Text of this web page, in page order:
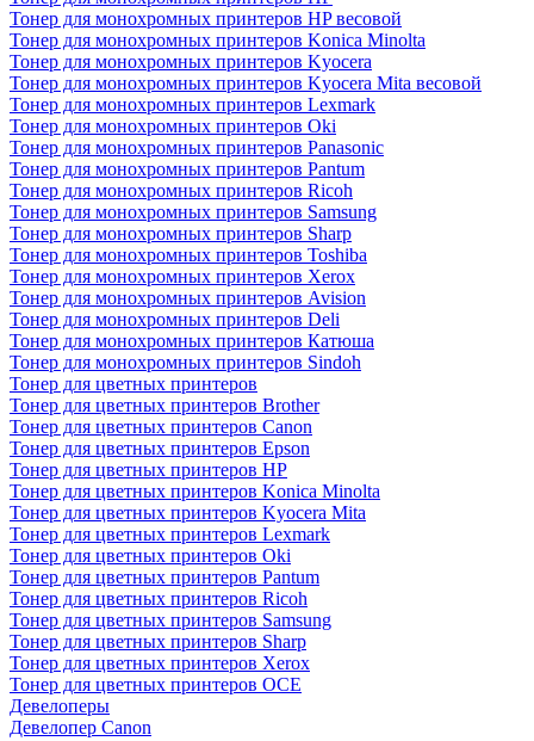
Тонер для монохромных принтеров HP весовой
Тонер для монохромных принтеров Konica Minolta
Тонер для монохромных принтеров Kyocera
Тонер для монохромных принтеров Kyocera Mita весовой
Тонер для монохромных принтеров Lexmark
Тонер для монохромных принтеров Oki
Тонер для монохромных принтеров Panasonic
Тонер для монохромных принтеров Pantum
Тонер для монохромных принтеров Ricoh
Тонер для монохромных принтеров Samsung
Тонер для монохромных принтеров Sharp
Тонер для монохромных принтеров Toshiba
Тонер для монохромных принтеров Xerox
Тонер для монохромных принтеров Avision
Тонер для монохромных принтеров Deli
Тонер для монохромных принтеров Катюша
Тонер для монохромных принтеров Sindoh
Тонер для цветных принтеров
Тонер для цветных принтеров Brother
Тонер для цветных принтеров Canon
Тонер для цветных принтеров Epson
Тонер для цветных принтеров HP
Тонер для цветных принтеров Konica Minolta
Тонер для цветных принтеров Kyocera Mita
Тонер для цветных принтеров Lexmark
Тонер для цветных принтеров Oki
Тонер для цветных принтеров Pantum
Тонер для цветных принтеров Ricoh
Тонер для цветных принтеров Samsung
Тонер для цветных принтеров Sharp
Тонер для цветных принтеров Xerox
Тонер для цветных принтеров OCE
Девелоперы
Девелопер Canon